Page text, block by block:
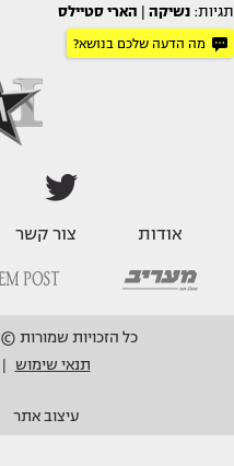
תגיות: נשיקה הארי סטיילס
מה הדעה שלכם בנושא?
אודות צור קשר
כל הזכויות שמורות © 2014 מעריב און ליין בע"מ.
תנאי שימוש
עיצוב אתר